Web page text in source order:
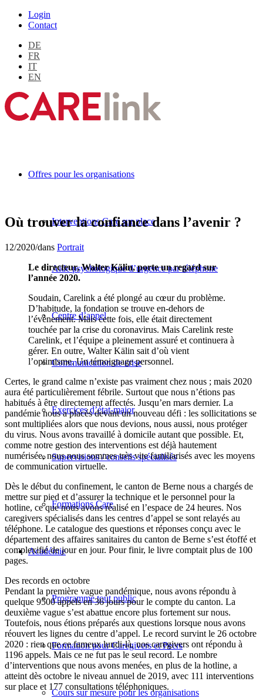
Login
Contact
DE
FR
IT
EN
Offres pour les organisations
Interventions Care sur place
Aide psychologique d’urgence par téléphone
Centre d’appel
Communication de crise
Exercices d’état-major
Supervisions / conseils spécialisés
Formations Care
Académie
Programme tout public
Formation pour Caregivers et Peers
Cours sur mesure pour les organisations
Où trouver la confiance dans l’avenir ?
12/2020/dans Portrait
Le directeur, Walter Kälin, porte un regard sur
l’année 2020.
Soudain, Carelink a été plongé au cœur du problème.
D’habitude, la fondation se trouve en-dehors de
l’évènement. Mais cette fois, elle était directement
touchée par la crise du coronavirus. Mais Carelink reste
Carelink, et l’équipe a pleinement assuré et continuera à
gérer. En outre, Walter Kälin sait d’où vient
l’optimisme. Un témoignage personnel.
Certes, le grand calme n’existe pas vraiment chez nous ; mais 2020
aura été particulièrement fébrile. Surtout que nous n’étions pas
habitués à être directement affectés. Jusqu’en mars dernier. La
pandémie nous a placés devant un nouveau défi : les sollicitations se
sont multipliées alors que nous devions, nous aussi, nous protéger
du virus. Nous avons travaillé à domicile autant que possible. Et,
comme notre gestion des interventions est déjà hautement
numérisée, nous nous sommes très vite familiarisés avec les moyens
de communication virtuelle.
Dès le début du confinement, le canton de Berne nous a chargés de
mettre sur pied et d’assurer la technique et le personnel pour la
hotline, ce que nous avons réalisé en l’espace de 24 heures. Nos
caregivers spécialisés dans les centres d’appel se sont relayés au
téléphone. Le catalogue des questions et réponses conçu avec le
département des affaires sanitaires du canton de Berne s’est étoffé et
complexifié de jour en jour. Pour finir, le livre comptait plus de 100
pages.
Des records en octobre
Pendant la première vague pandémique, nous avons répondu à
quelque 9500 appels en 36 jours pour le compte du canton. La
deuxième vague s’est abattue encore plus fortement sur nous.
Toutefois, nous étions préparés aux questions lorsque nous avons
réouvert les lignes du centre d’appel. Le record survint le 26 octobre
2020 : rien que ce fameux lundi-là, nos caregivers ont répondu à
1196 appels. Mais ce ne fut pas le seul record. Le nombre
d’interventions que nous avons menées, en plus de la hotline, a
atteint dès octobre le niveau annuel de 2019, avec 111 interventions
sur place et 177 consultations téléphoniques.